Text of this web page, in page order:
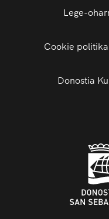
Lege-
Cookie politika
Donostia